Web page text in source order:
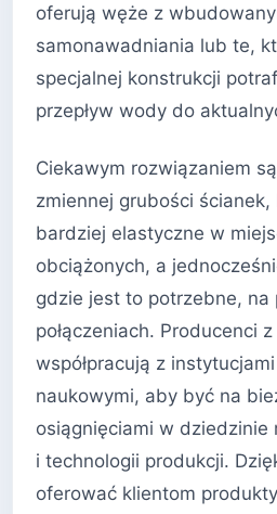
oferują węże z
samonawadniania lub te,
specjalnej konstrukcji
przepływ wody do
Ciekawym rozwiązaniem
zmiennej grubości
bardziej elastyczne w
obciążonych, a
gdzie jest to potrzebne, na
połączeniach. Producenci
współpracują z
naukowymi, aby być na
osiągnięciami w dziedzinie
i technologii produkcji.
oferować klientom